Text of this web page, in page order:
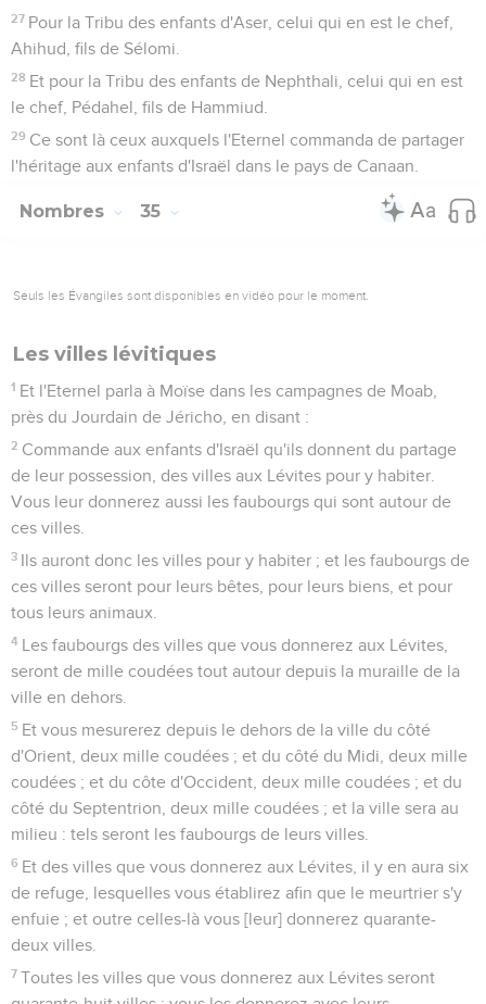
27 Pour la Tribu des enfants d'Aser, celui qui en est le chef,
Ahihud, fils de Sélomi.
28 Et pour la Tribu des enfants de Nephthali, celui qui en est
le chef, Pédahel, fils de Hammiud.
29 Ce sont là ceux auxquels l'Eternel commanda de partager
l'héritage aux enfants d'Israël dans le pays de Canaan.
Nombres 35
Seuls les Évangiles sont disponibles en vidéo pour le moment.
Les villes lévitiques
1 Et l'Eternel parla à Moïse dans les campagnes de Moab,
près du Jourdain de Jéricho, en disant :
2 Commande aux enfants d'Israël qu'ils donnent du partage
de leur possession, des villes aux Lévites pour y habiter.
Vous leur donnerez aussi les faubourgs qui sont autour de
ces villes.
3 Ils auront donc les villes pour y habiter ; et les faubourgs de
ces villes seront pour leurs bêtes, pour leurs biens, et pour
tous leurs animaux.
4 Les faubourgs des villes que vous donnerez aux Lévites,
seront de mille coudées tout autour depuis la muraille de la
ville en dehors.
5 Et vous mesurerez depuis le dehors de la ville du côté
d'Orient, deux mille coudées ; et du côté du Midi, deux mille
coudées ; et du côte d'Occident, deux mille coudées ; et du
côté du Septentrion, deux mille coudées ; et la ville sera au
milieu : tels seront les faubourgs de leurs villes.
6 Et des villes que vous donnerez aux Lévites, il y en aura six
de refuge, lesquelles vous établirez afin que le meurtrier s'y
enfuie ; et outre celles-là vous [leur] donnerez quarante-
deux villes.
7 Toutes les villes que vous donnerez aux Lévites seront